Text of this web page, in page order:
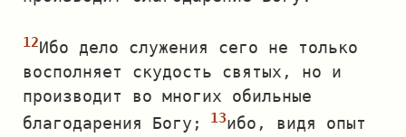
Ибо дело служения сего не только
восполняет скудость святых, но и
производит во многих обильные
благодарения Богу;
ибо, видя опыт